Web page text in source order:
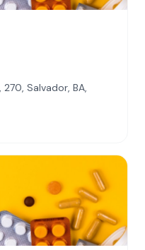
Salvador, BA,